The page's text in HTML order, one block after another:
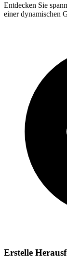
Entdecken Sie
einer dynamischen
Erstelle